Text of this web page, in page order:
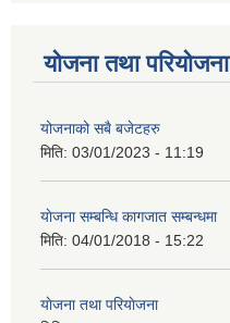
योजना तथा परियोजना
योजनाको सबै बजेटहरु
मिति: 03/01/2023 - 11:19
याेजना सम्बन्धि कागजात सम्बन्धमा
मिति: 04/01/2018 - 15:22
याेजना तथा परियाेजना